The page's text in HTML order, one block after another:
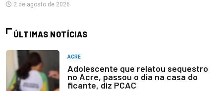
2 de agosto de 2026
ÚLTIMAS NOTÍCIAS
ACRE
Adolescente que relatou sequestro
no Acre, passou o dia na casa do
ficante, diz PCAC